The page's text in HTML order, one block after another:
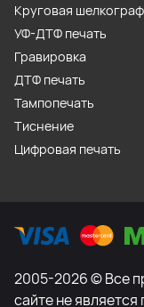
Круговая
УФ-ДТФ печать
Гравировка
ДТФ печать
Тампопечать
Тиснение
Цифровая печать
2005-2026 © Все
сайте не